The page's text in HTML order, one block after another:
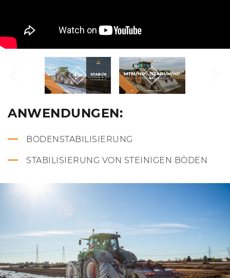
ANWENDUNGEN:
BODENSTABILISIERUNG
STABILISIERUNG VON STEINIGEN BÖDEN